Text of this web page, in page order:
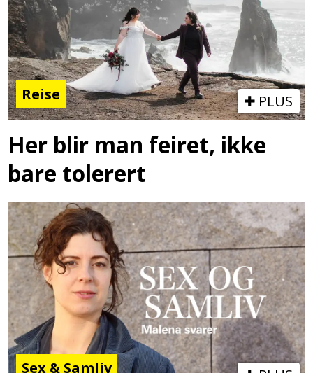
Reise PLUS
Her blir man feiret, ikke
bare tolerert
Sex & Samliv